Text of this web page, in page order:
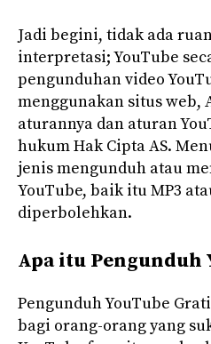
Jadi begini, tidak ada
interpretasi; YouTube
pengunduhan video
menggunakan situs web,
aturannya dan aturan
hukum Hak Cipta AS.
jenis mengunduh atau
YouTube, baik itu MP3
diperbolehkan.
Apa itu Pengunduh
Pengunduh YouTube
bagi orang-orang yang